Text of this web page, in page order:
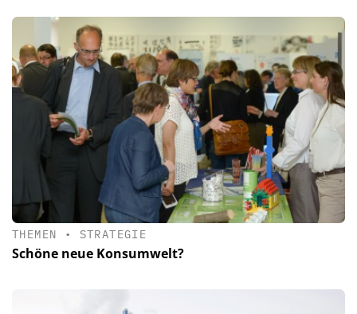
THEMEN • STRATEGIE
Schöne neue Konsumwelt?